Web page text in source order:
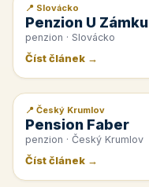
📰 PR článek
📍 Slovácko
Penzion U Zámku
penzion · Slovácko
Číst článek →
📰 PR článek
📍 Český Krumlov
Pension Faber
penzion · Český Krumlov
Číst článek →